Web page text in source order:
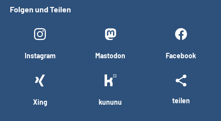
Folgen und Teilen
Instagram Mastodon Facebook
Xing kununu teilen